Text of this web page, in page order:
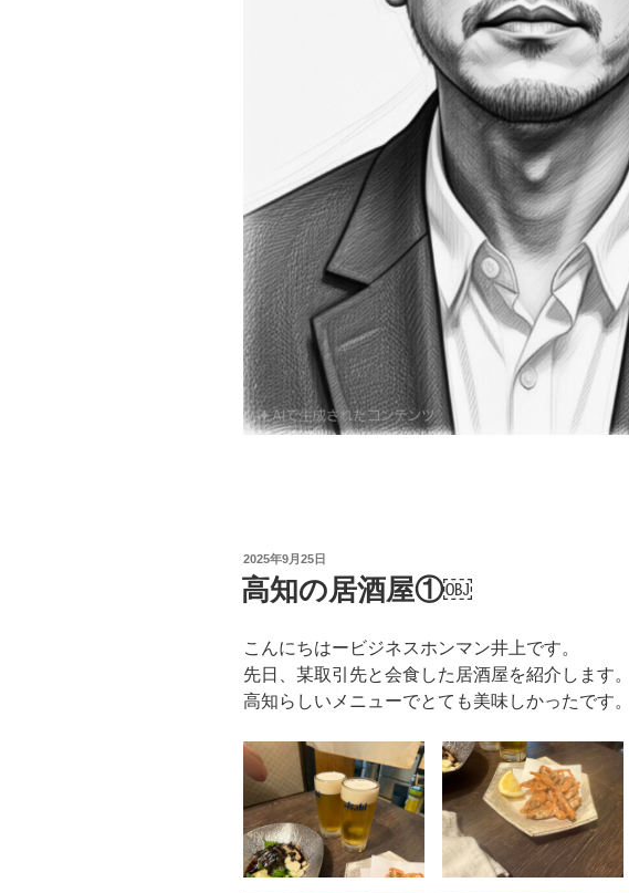
投
稿
日:
2025年9月25日
高知の居酒屋①￼
こんにちはービジネスホンマン井上です。
先日、某取引先と会食した居酒屋を紹介します。
高知らしいメニューでとても美味しかったです。